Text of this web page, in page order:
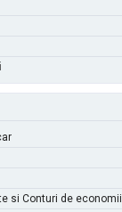
si Conturi de economii